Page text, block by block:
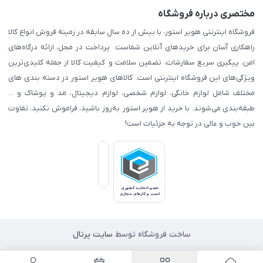
مختصری درباره فروشگاه
فروشگاه اینترنتی هویر استور، با بیش از ده سال سابقه در زمینه فروش انواع کالا
راهکاری آسان برای خریدهای آنلاین شماست. پرداخت در محل، ارائه درگاه‌های
امن، پیگیری سریع سفارشات، تضمین سلامت و کیفیت کالا از جمله کلیدی‌ترین
ویژگی‌های این فروشگاه اینترنتی است. کالاهای هویر استور در دسته بندی های
مختلف شامل لوازم خانگی، لوازم شخصی، لوازم دیجیتال، مد و پوشاک و ...
طبقه‌بندی می‌شوند. با خرید از هویر استور به‌روز باشید، فراموش نکنید، تفاوت
بین خوب و عالی در توجه به جزئیات است!
ساخت فروشگاه توسط سایت پرتال